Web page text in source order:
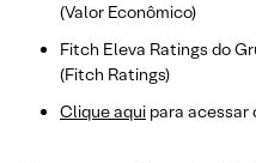
(Valor Econômico)
Fitch Eleva Ratings do
(Fitch Ratings)
Clique aqui para acessar